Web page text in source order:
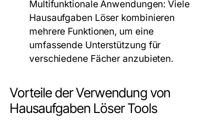
Multifunktionale Anwendungen: Viele
Hausaufgaben Löser kombinieren
mehrere Funktionen, um eine
umfassende Unterstützung für
verschiedene Fächer anzubieten.
Vorteile der Verwendung von
Hausaufgaben Löser Tools